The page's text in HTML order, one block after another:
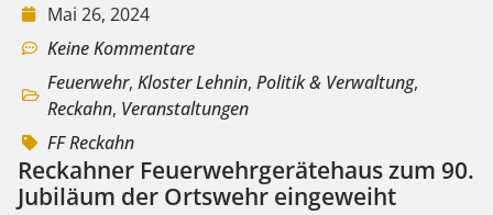
Mai 26, 2024
Keine Kommentare
Feuerwehr, Kloster Lehnin, Politik & Verwaltung,
Reckahn, Veranstaltungen
FF Reckahn
Reckahner Feuerwehrgerätehaus zum 90.
Jubiläum der Ortswehr eingeweiht